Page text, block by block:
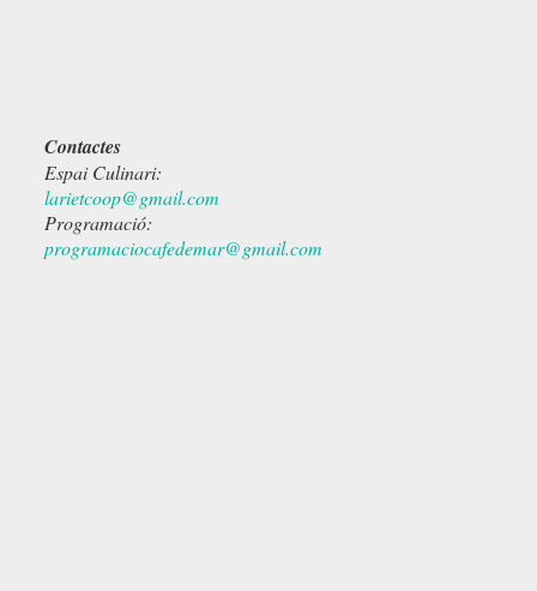
Contactes
Espai Culinari:
larietcoop@gmail.com
Programació:
programaciocafedemar@gmail.com